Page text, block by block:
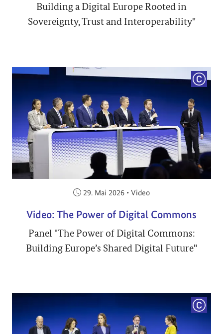
Building a Digital Europe Rooted in
Sovereignty, Trust and Interoperability"
Veröffentlicht am:
29. Mai 2026 • Video
Video: The Power of Digital Commons
Panel "The Power of Digital Commons:
Building Europe’s Shared Digital Future"